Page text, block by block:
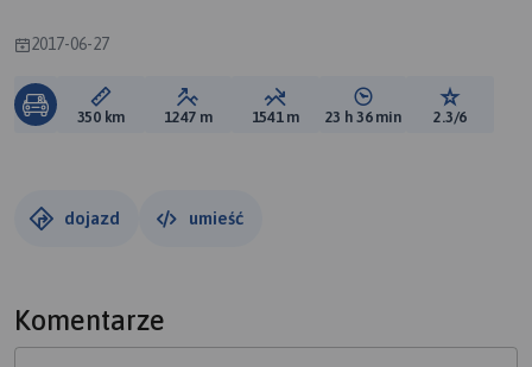
2017-06-27
Długość trasy:
350 km Suma przewyższeń:
1247 m Suma spadków:
1541 m Średni czas potrzebny
23 h 36 min Ocena
2.3/6
dojazd umieść
Komentarze